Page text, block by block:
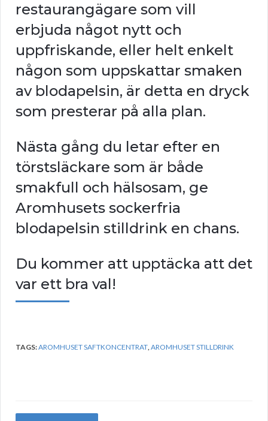
restaurangägare som vill
erbjuda något nytt och
uppfriskande, eller helt enkelt
någon som uppskattar smaken
av blodapelsin, är detta en dryck
som presterar på alla plan.
Nästa gång du letar efter en
törstsläckare som är både
smakfull och hälsosam, ge
Aromhusets sockerfria
blodapelsin stilldrink en chans.
Du kommer att upptäcka att det
var ett bra val!
TAGS:AROMHUSET SAFTKONCENTRAT,AROMHUSET STILLDRINK